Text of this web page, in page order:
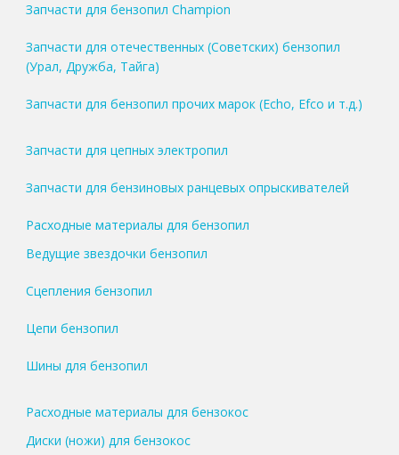
Запчасти для бензопил Champion
Запчасти для отечественных (Советских) бензопил
(Урал, Дружба, Тайга)
Запчасти для бензопил прочих марок (Echo, Efco и т.д.)
Запчасти для цепных электропил
Запчасти для бензиновых ранцевых опрыскивателей
Расходные материалы для бензопил
Ведущие звездочки бензопил
Сцепления бензопил
Цепи бензопил
Шины для бензопил
Расходные материалы для бензокос
Диски (ножи) для бензокос